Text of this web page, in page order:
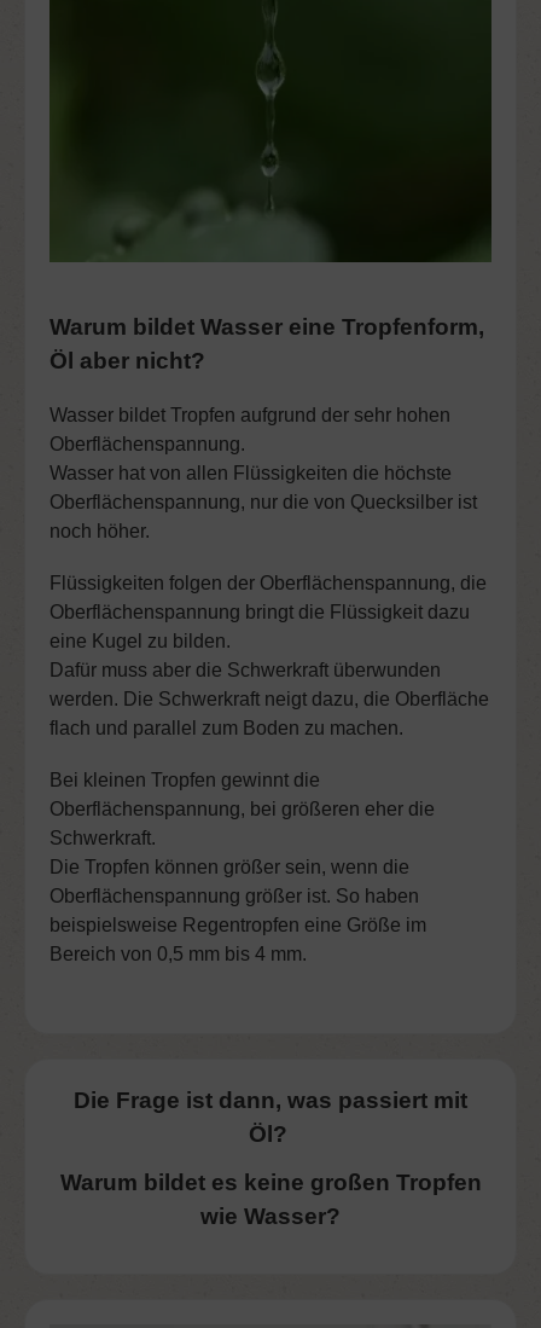
Warum bildet Wasser eine Tropfenform,
Öl aber nicht?
Wasser bildet Tropfen aufgrund der sehr hohen
Oberflächenspannung.
Wasser hat von allen Flüssigkeiten die höchste
Oberflächenspannung, nur die von Quecksilber ist
noch höher.
Flüssigkeiten folgen der Oberflächenspannung, die
Oberflächenspannung bringt die Flüssigkeit dazu
eine Kugel zu bilden.
Dafür muss aber die Schwerkraft überwunden
werden. Die Schwerkraft neigt dazu, die Oberfläche
flach und parallel zum Boden zu machen.
Bei kleinen Tropfen gewinnt die
Oberflächenspannung, bei größeren eher die
Schwerkraft.
Die Tropfen können größer sein, wenn die
Oberflächenspannung größer ist. So haben
beispielsweise Regentropfen eine Größe im
Bereich von 0,5 mm bis 4 mm.
Die Frage ist dann, was passiert mit
Öl?
Warum bildet es keine großen Tropfen
wie Wasser?